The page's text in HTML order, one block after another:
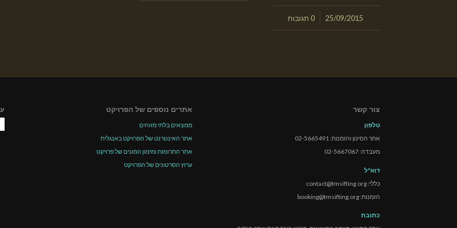
25/09/2015
/ 0 תגובות
צור קשר
טלפון
אתר הסינון והזמנות: 02-5665491
מעבדה: 02-5667067
דוא"ל
כללי: contact@tmsifting.org
הזמנות: booking@tmsifting.org
כתובת
אתרים נוספים של הפרויקט
ממצאים בלתי מזוהים
אתר האינטרנט של הפרויקט באנגלית
אתר התרומות ומימון המונים של פרויקט
ערוץ הסרטונים של הפרויקט